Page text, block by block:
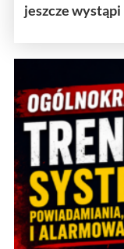
jeszcze